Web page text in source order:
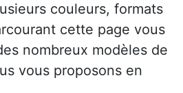
couleurs, formats
cette page vous
nombreux modèles de
vous proposons en